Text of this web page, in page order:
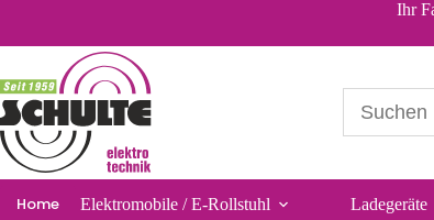
Ihr
Home Elektromobile / E-Rollstuhl Ladegeräte